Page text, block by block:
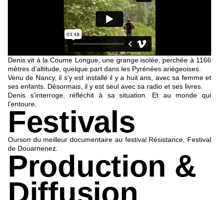
Denis vit à la Coume Longue, une grange isolée, perchée à 1166
mètres d’altitude, quelque part dans les Pyrénées ariégeoises.
Venu de Nancy, il s’y est installé il y a huit ans, avec sa femme et
ses enfants. Désormais, il y est seul avec sa radio et ses livres.
Denis s’interroge, réfléchit à sa situation. Et au monde qui
l’entoure.
Festivals
Ourson du meilleur documentaire au festival Résistance, Festival
de Douarnenez.
Production &
Diffusion